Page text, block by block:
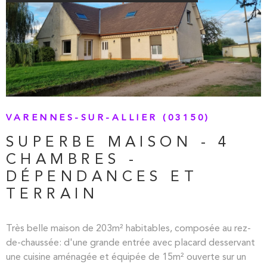
assurant un confort optimal en toutes saisons.
VARENNES-SUR-ALLIER (03150)
SUPERBE MAISON - 4
CHAMBRES -
DÉPENDANCES ET
TERRAIN
Très belle maison de 203m² habitables, composée au rez-
de-chaussée: d'une grande entrée avec placard desservant
une cuisine aménagée et équipée de 15m² ouverte sur un
VOIR LE BIEN